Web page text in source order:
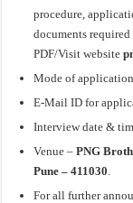
procedure,
documents
PDF/Visit website
Mode of
E-Mail IDfor
Interview date &
Venue – PNG
Pune – 411030
For all further